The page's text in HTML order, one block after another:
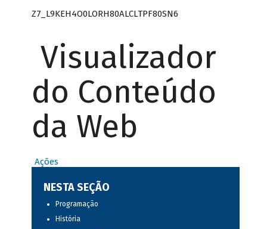
Z7_L9KEH4O0LORH80ALCLTPF80SN6
Visualizador
do Conteúdo
da Web
Ações
NESTA SEÇÃO
Programação
História